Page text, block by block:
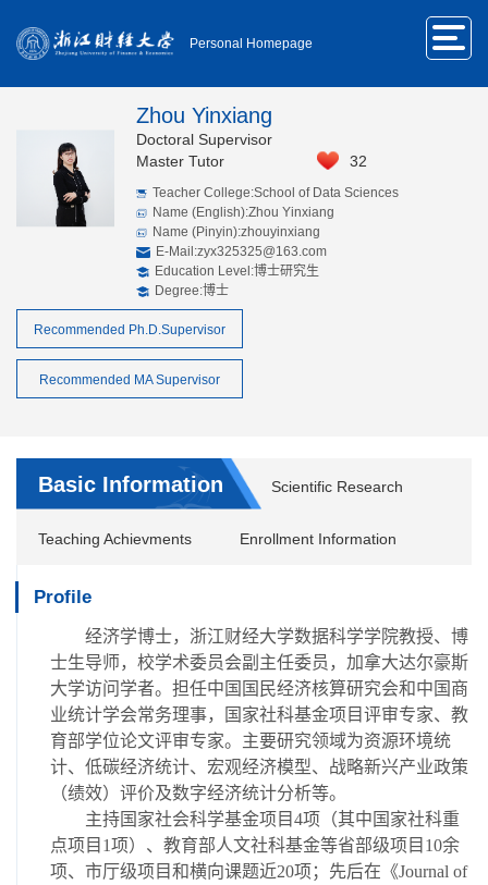
Personal Homepage
Zhou Yinxiang
Doctoral Supervisor
Master Tutor
32
Teacher College:School of Data Sciences
Name (English):Zhou Yinxiang
Name (Pinyin):zhouyinxiang
E-Mail:zyx325325@163.com
Education Level:博士研究生
Degree:博士
Recommended Ph.D.Supervisor
Recommended MA Supervisor
Basic Information Scientific Research
Teaching Achievments Enrollment Information
Profile
经济学博士，浙江财经大学数据科学学院教授、博
士生导师，校学术委员会副主任委员，加拿大达尔豪斯
大学访问学者。担任中国国民经济核算研究会和中国商
业统计学会常务理事，国家社科基金项目评审专家、教
育部学位论文评审专家。主要研究领域为资源环境统
计、低碳经济统计、宏观经济模型、战略新兴产业政策
（绩效）评价及数字经济统计分析等。
主持国家社会科学基金项目4项（其中国家社科重
点项目 1项）、教育部人文社科基金等省部级项目 10余
项、市厅级项目和横向课题近20项；先后在《Journal of